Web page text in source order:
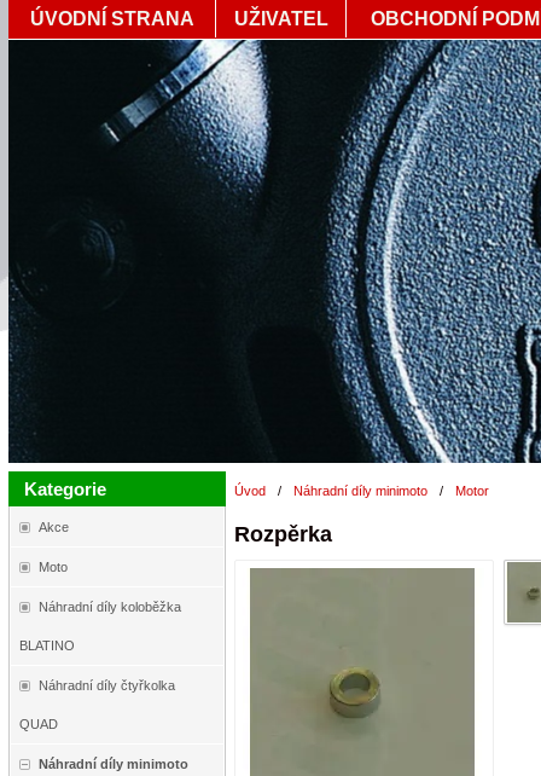
ÚVODNÍ STRANA UŽIVATEL OBCHODNÍ
Kategorie
Akce
Moto
Náhradní díly koloběžka
BLATINO
Náhradní díly čtyřkolka
QUAD
Náhradní díly minimoto
Úvod / Náhradní díly minimoto / Motor
Rozpěrka